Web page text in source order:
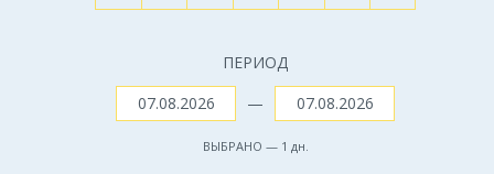
ПЕРИОД
—
ВЫБРАНО — 1 дн.